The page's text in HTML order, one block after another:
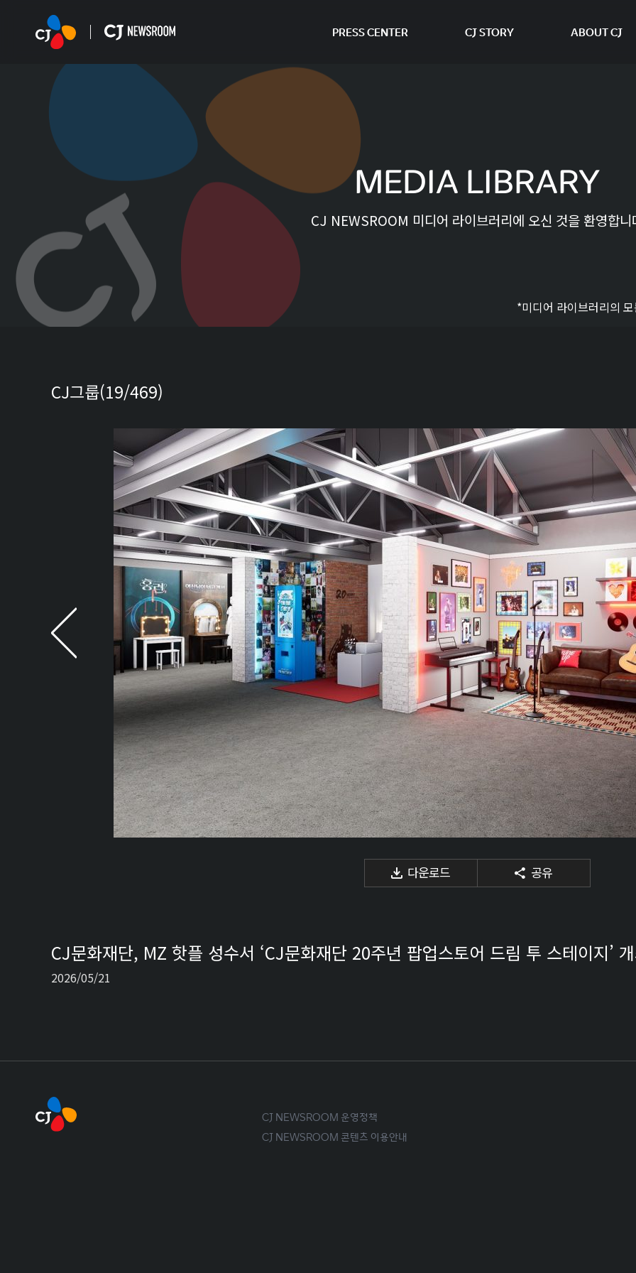
PRESS CENTER CJ STORY ABOUT CJ
MEDIA LIBRARY
CJ NEWSROOM 미디어 라이브러리에 오신 것을 환영합니
*미디어 라이브러리의
CJ그룹(19/469)
다운로드 공유
CJ문화재단, MZ 핫플 성수서 ‘CJ문화재단 20주년 팝업스토어 드림 투 스테이지’
2026/05/21
CJ NEWSROOM 운영정책
CJ NEWSROOM 콘텐츠 이용안내